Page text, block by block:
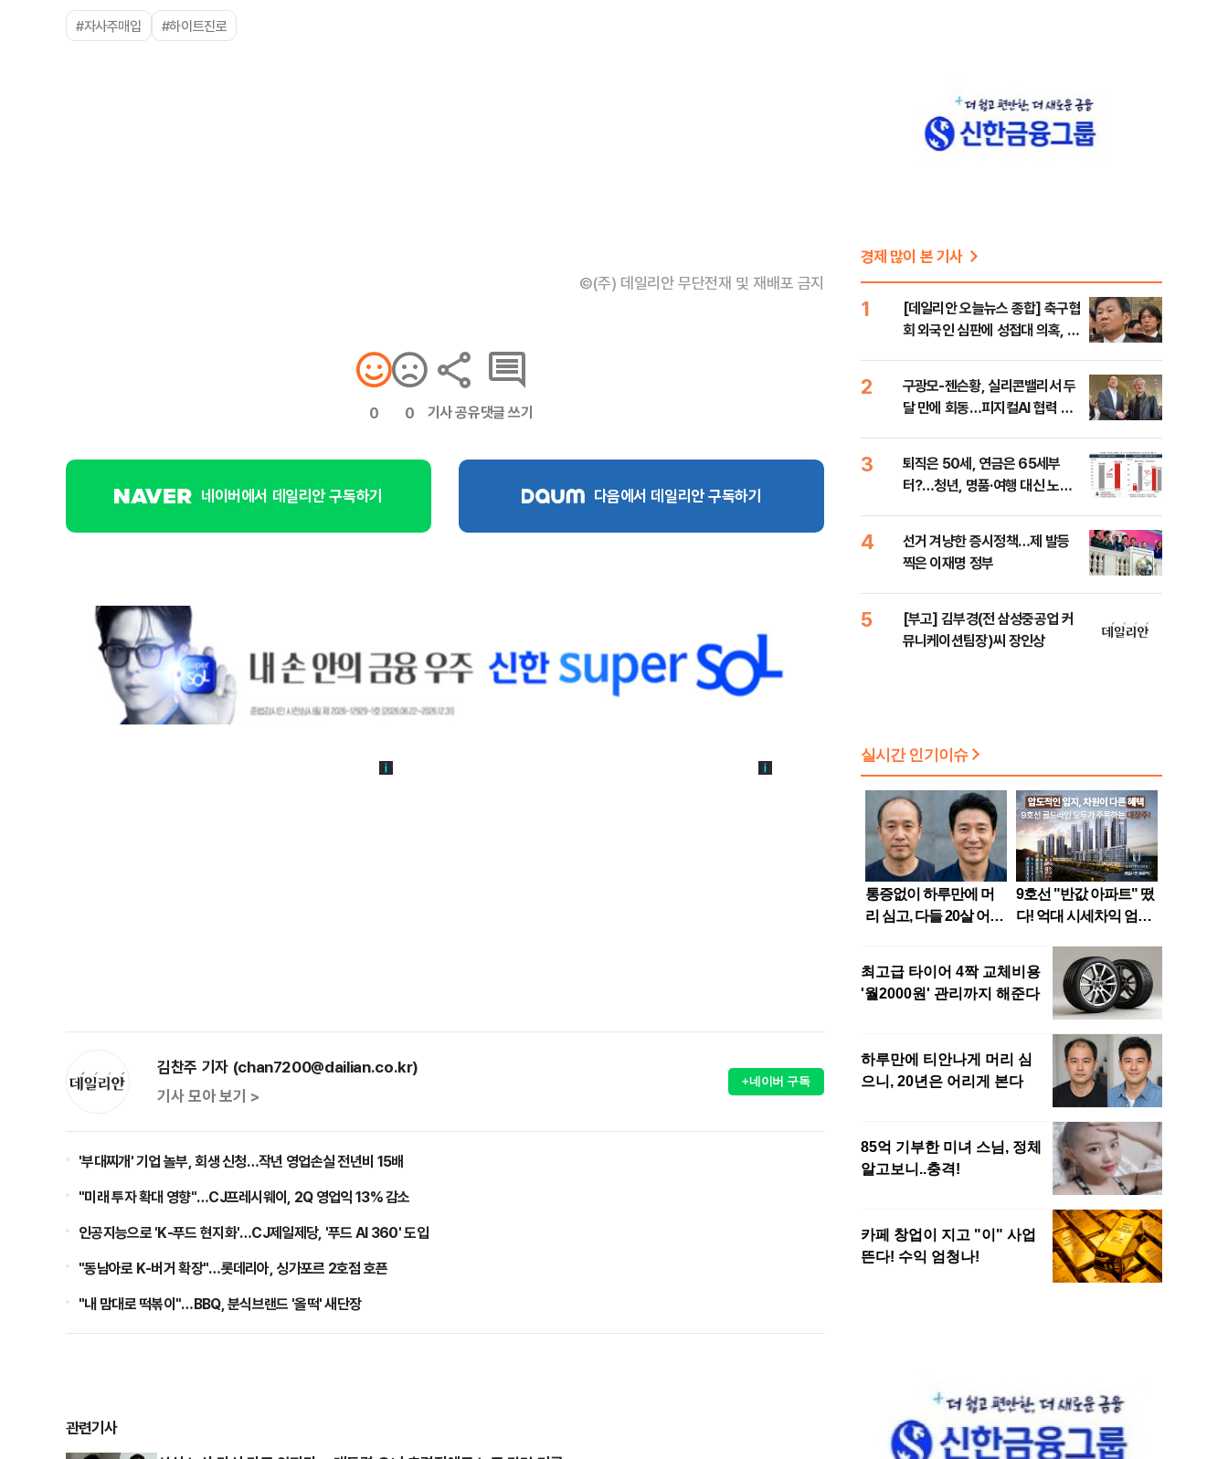
#자사주매입 #하이트진로
©(주) 데일리안 무단전재 및 재배포 금지
0 0 기사 공유댓글 쓰기
네이버에서 데일리안 구독하기 다음에서 데일리안 구독하기
김찬주 기자 (chan7200@dailian.co.kr)
기사 모아 보기 >
+네이버 구독
'부대찌개' 기업 놀부, 회생 신청…작년 영업손실 전년비 15배
"미래 투자 확대 영향"…CJ프레시웨이, 2Q 영업익 13% 감소
인공지능으로 'K-푸드 현지화'…CJ제일제당, '푸드 AI 360' 도입
"동남아로 K-버거 확장"…롯데리아, 싱가포르 2호점 호픈
"내 맘대로 떡볶이"…BBQ, 분식브랜드 '올떡' 새단장
관련기사
경제 많이 본 기사
1
[데일리안 오늘뉴스 종합] 축구협
회 외국인 심판에 성접대 의혹, 李
나, 삼전닉스 올인은 금물, SK하
이닉스 프리마켓 시초가 논란 재
점화, 김민석 "과반 승리 가능성
99%" 등
2
구광모-젠슨황, 실리콘밸리서 두
달 만에 회동…피지컬AI 협력 논
3
퇴직은 50세, 연금은 65세부
터?…청년, 명품·여행 대신 노후
4
선거 겨냥한 증시정책…제 발등
찍은 이재명 정부
5
[부고] 김부경(전 삼성중공업 커
뮤니케이션팀장)씨 장인상